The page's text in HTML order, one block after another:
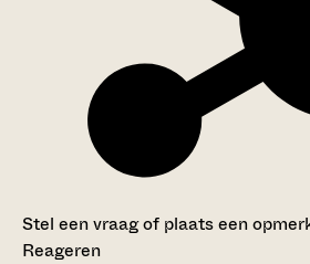
Stel een vraag of plaats een
Reageren